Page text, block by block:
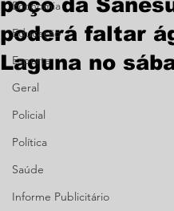
Economia
Educação
Esporte
Geral
Policial
Política
Saúde
Informe Publicitário
poderá faltar
Laguna no